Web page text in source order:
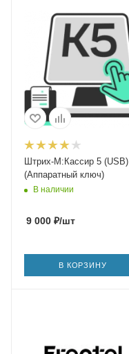
Штрих-М:Кассир 5 (USB)
(Аппаратный ключ)
В наличии
9 000 ₽/шт
В КОРЗИНУ